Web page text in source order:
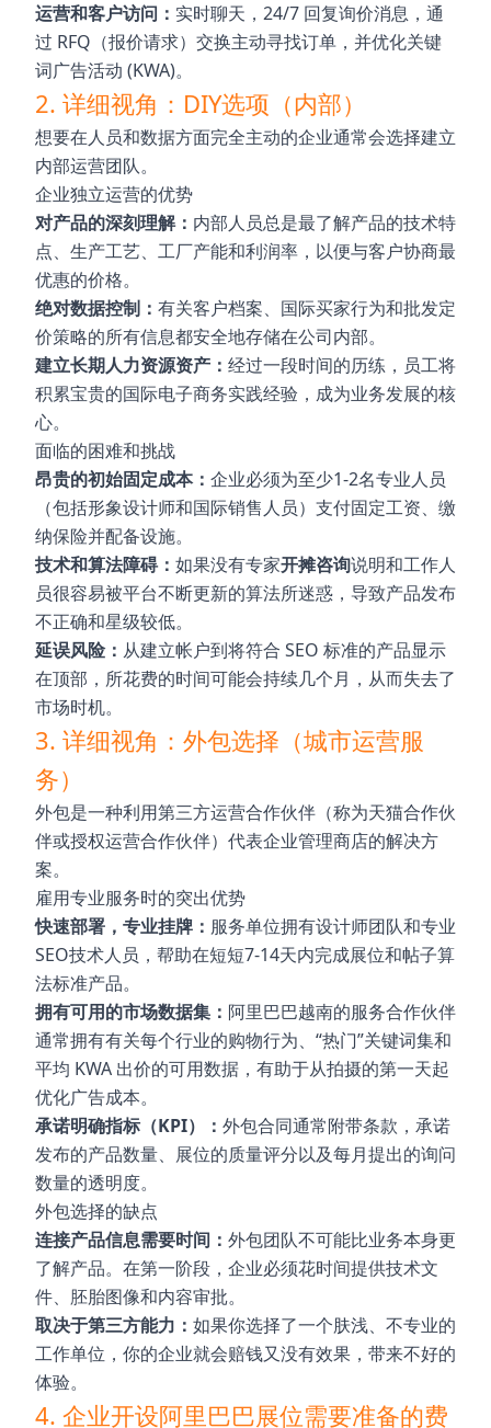
运营和客户访问： 实时聊天，24/7 回复询价消息，通
过 RFQ（报价请求）交换主动寻找订单，并优化关键
词广告活动 (KWA)。
2. 详细视角：DIY选项（内部）
想要在人员和数据方面完全主动的企业通常会选择建立
内部运营团队。
企业独立运营的优势
对产品的深刻理解： 内部人员总是最了解产品的技术特
点、生产工艺、工厂产能和利润率，以便与客户协商最
优惠的价格。
绝对数据控制： 有关客户档案、国际买家行为和批发定
价策略的所有信息都安全地存储在公司内部。
建立长期人力资源资产： 经过一段时间的历练，员工将
积累宝贵的国际电子商务实践经验，成为业务发展的核
心。
面临的困难和挑战
昂贵的初始固定成本： 企业必须为至少1-2名专业人员
（包括形象设计师和国际销售人员）支付固定工资、缴
纳保险并配备设施。
技术和算法障碍： 如果没有专家开摊咨询说明和工作人
员很容易被平台不断更新的算法所迷惑，导致产品发布
不正确和星级较低。
延误风险： 从建立帐户到将符合 SEO 标准的产品显示
在顶部，所花费的时间可能会持续几个月，从而失去了
市场时机。
3. 详细视角：外包选择（城市运营服
务）
外包是一种利用第三方运营合作伙伴（称为天猫合作伙
伴或授权运营合作伙伴）代表企业管理商店的解决方
案。
雇用专业服务时的突出优势
快速部署，专业挂牌： 服务单位拥有设计师团队和专业
SEO技术人员，帮助在短短7-14天内完成展位和帖子算
法标准产品。
拥有可用的市场数据集： 阿里巴巴越南的服务合作伙伴
通常拥有有关每个行业的购物行为、“热门”关键词集和
平均 KWA 出价的可用数据，有助于从拍摄的第一天起
优化广告成本。
承诺明确指标（KPI）： 外包合同通常附带条款，承诺
发布的产品数量、展位的质量评分以及每月提出的询问
数量的透明度。
外包选择的缺点
连接产品信息需要时间： 外包团队不可能比业务本身更
了解产品。在第一阶段，企业必须花时间提供技术文
件、胚胎图像和内容审批。
取决于第三方能力： 如果你选择了一个肤浅、不专业的
工作单位，你的企业就会赔钱又没有效果，带来不好的
体验。
4. 企业开设阿里巴巴展位需要准备的费